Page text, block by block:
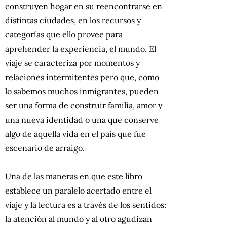
construyen hogar en su reencontrarse en
distintas ciudades, en los recursos y
categorías que ello provee para
aprehender la experiencia, el mundo. El
viaje se caracteriza por momentos y
relaciones intermitentes pero que, como
lo sabemos muchos inmigrantes, pueden
ser una forma de construir familia, amor y
una nueva identidad o una que conserve
algo de aquella vida en el país que fue
escenario de arraigo.
Una de las maneras en que este libro
establece un paralelo acertado entre el
viaje y la lectura es a través de los sentidos:
la atención al mundo y al otro agudizan